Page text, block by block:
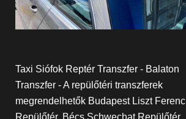
Taxi Siófok Reptér Transzfer - Balaton
Transzfer - A repülőtéri transzferek
megrendelhetők Budapest Liszt Ferenc
Repülőtér, Bécs Schwechat Repülőtér,